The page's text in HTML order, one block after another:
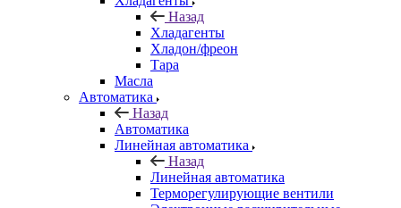
Назад
Хладагенты
Хладон/фреон
Тара
Масла
Автоматика
Назад
Автоматика
Линейная автоматика
Назад
Линейная автоматика
Терморегулирующие вентили